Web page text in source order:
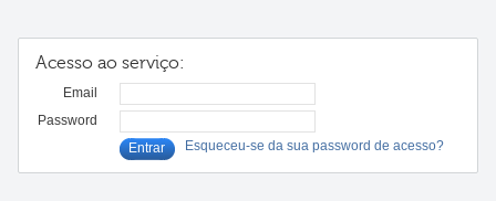
Acesso ao serviço:
Email
Password
Esqueceu-se da sua password de acesso?